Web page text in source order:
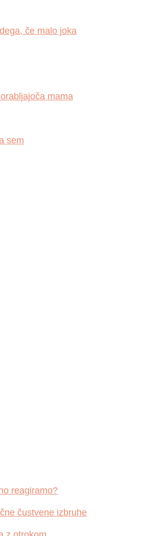
če malo joka
mama
sem
reagiramo?
čustvene izbruhe